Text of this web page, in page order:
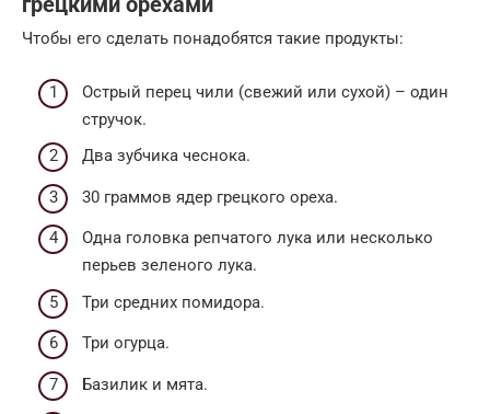
грецкими орехами
Чтобы его сделать понадобятся такие продукты:
Острый перец чили (свежий или сухой) – один
стручок.
Два зубчика чеснока.
30 граммов ядер грецкого ореха.
Одна головка репчатого лука или несколько
перьев зеленого лука.
Три средних помидора.
Три огурца.
Базилик и мята.